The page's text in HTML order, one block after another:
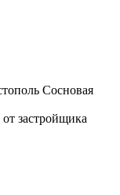
Сосновая